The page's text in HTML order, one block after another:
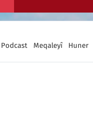
Podcast Meqaleyî Huner